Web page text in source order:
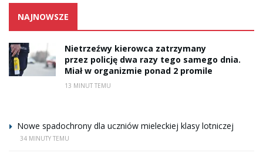
NAJNOWSZE
Nietrzeźwy kierowca zatrzymany
przez policję dwa razy tego samego dnia.
Miał w organizmie ponad 2 promile
13 MINUT TEMU
Nowe spadochrony dla uczniów mieleckiej klasy lotniczej
34 MINUTY TEMU